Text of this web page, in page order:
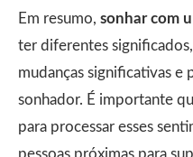
Em resumo, sonhar com
ter diferentes
mudanças significativas e
sonhador. É importante
para processar esses
pessoas próximas para